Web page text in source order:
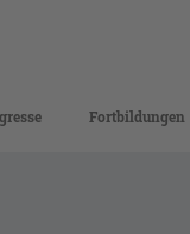
Fortbildungen